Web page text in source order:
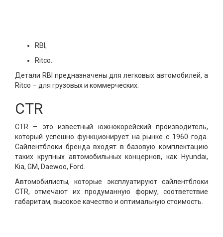
RBI;
Ritco.
Детали RBI предназначены для легковых автомобилей, а
Ritco – для грузовых и коммерческих.
CTR
CTR – это известный южнокорейский производитель,
который успешно функционирует на рынке с 1960 года.
Сайлентблоки бренда входят в базовую комплектацию
таких крупных автомобильных концернов, как Hyundai,
Kia, GM, Daewoo, Ford.
Автомобилисты, которые эксплуатируют сайлентблоки
CTR, отмечают их продуманную форму, соответствие
габаритам, высокое качество и оптимальную стоимость.